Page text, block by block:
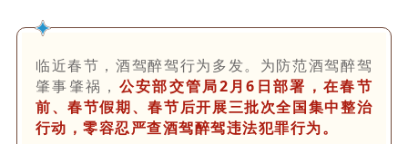
临近春节，酒驾醉驾行为多发。为防范酒驾醉驾
肇事肇祸， 公安部交管局2月6日部署，在春节
前、春节假期、春节后开展三批次全国集中整治
行动，零容忍严查酒驾醉驾违法犯罪行为。